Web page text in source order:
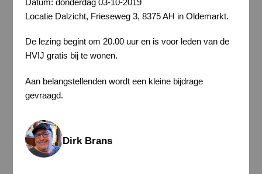
Locatie Dalzicht, Frieseweg 3, 8375 AH in Oldemarkt.
De lezing begint om 20.00 uur en is voor leden van de
HVIJ gratis bij te wonen.
Aan belangstellenden wordt een kleine bijdrage
gevraagd.
Dirk Brans